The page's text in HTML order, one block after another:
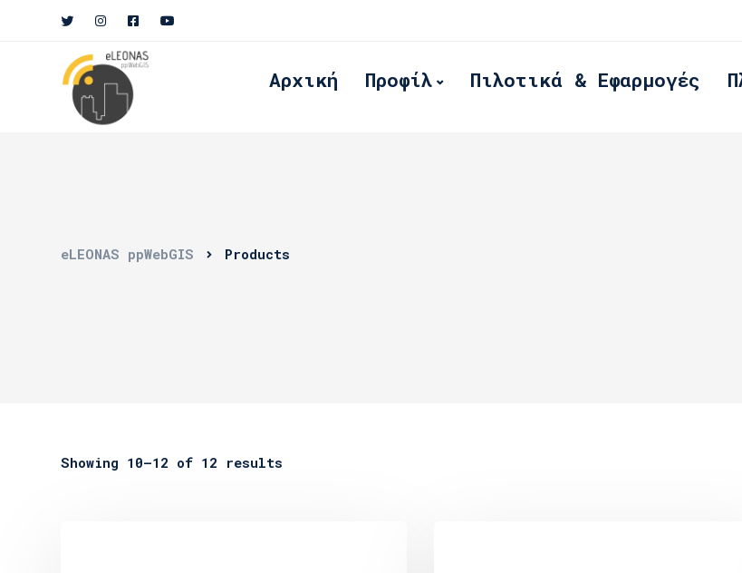
Αρχική Προφίλ Πιλοτικά & Εφαρμογές
eLEONAS ppWebGIS Products
Showing 10–12 of 12 results